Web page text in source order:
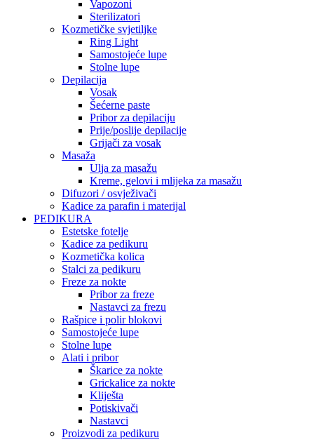
Vapozoni
Sterilizatori
Kozmetičke svjetiljke
Ring Light
Samostojeće lupe
Stolne lupe
Depilacija
Vosak
Šećerne paste
Pribor za depilaciju
Prije/poslije depilacije
Grijači za vosak
Masaža
Ulja za masažu
Kreme, gelovi i mlijeka za masažu
Difuzori / osvježivači
Kadice za parafin i materijal
PEDIKURA
Estetske fotelje
Kadice za pedikuru
Kozmetička kolica
Stalci za pedikuru
Freze za nokte
Pribor za freze
Nastavci za frezu
Rašpice i polir blokovi
Samostojeće lupe
Stolne lupe
Alati i pribor
Škarice za nokte
Grickalice za nokte
Kliješta
Potiskivači
Nastavci
Proizvodi za pedikuru